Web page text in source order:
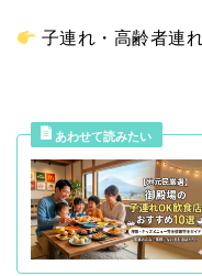
子連れ・高齢者連